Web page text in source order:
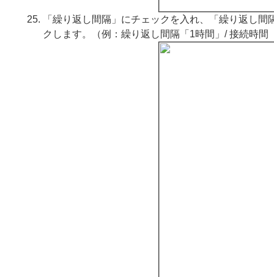
「繰り返し間隔」にチェックを入れ、「繰り返し
クします。（例：繰り返し間隔「1時間」/ 接続時間